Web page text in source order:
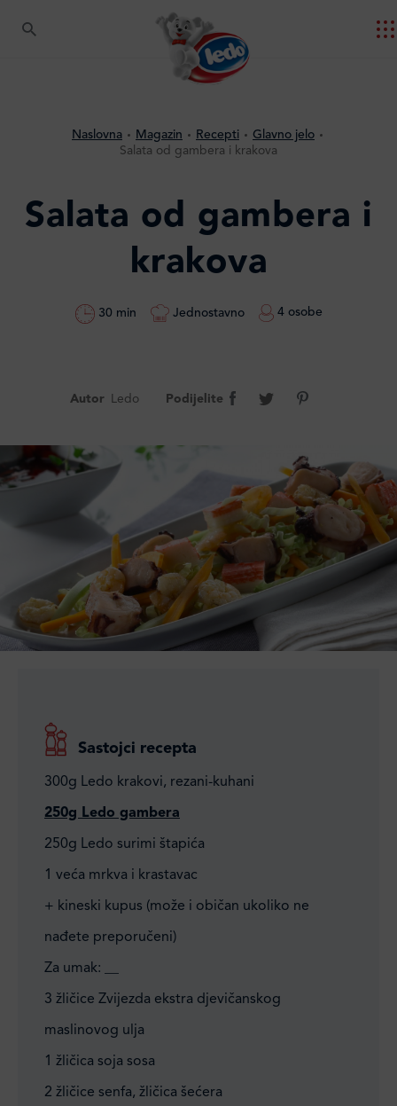
Naslovna Magazin Recepti
Glavno jelo
Salata od gambera i krakova
Salata od gambera i
krakova
30 min Jednostavno 4 osobe
Autor Ledo Podijelite
Sastojci recepta
300g Ledo krakovi, rezani-kuhani
250g Ledo gambera
250g Ledo surimi štapića
1 veća mrkva i krastavac
+ kineski kupus (može i običan ukoliko ne
nađete preporučeni)
Za umak: __
3 žličice Zvijezda ekstra djevičanskog
maslinovog ulja
1 žličica soja sosa
2 žličice senfa, žličica šećera